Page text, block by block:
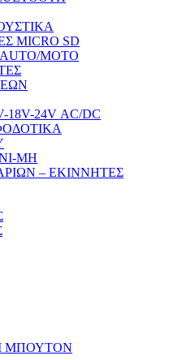
MICRO SD
MOTO
24V ΑC/DC
MH
– ΕΚΙΝΝΗΤΕΣ
ΜΠΟΥΤΟΝ